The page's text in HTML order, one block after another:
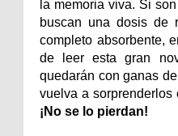
la memoria viva. Si
buscan una dosis de
completo absorbente,
de leer esta gran
quedarán con ganas
vuelva a sorprenderlos
¡No se lo pierdan!